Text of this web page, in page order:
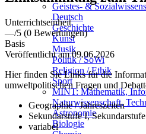
Geistes- &
Deutsch
Geschichte
Kunst
Musik
Politik / SoWi
Religion / Ethik
Sport
MINT: Mathematik,
Naturwissenschaft,
Astronomie
Biologie
Unterrichtseinheit
—/5 (0 Bewertungen)
Basis
Veröffentlicht am 09.06.2026
Hier finden Sie Links für die
umweltpolitischen Fragen und
Geographie / Jahreszeiten
Sekundarstufe I,
variabel